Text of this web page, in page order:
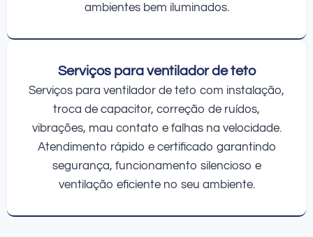
ambientes bem iluminados.
Serviços para ventilador de teto
Serviços para ventilador de teto com instalação,
troca de capacitor, correção de ruídos,
vibrações, mau contato e falhas na velocidade.
Atendimento rápido e certificado garantindo
segurança, funcionamento silencioso e
ventilação eficiente no seu ambiente.